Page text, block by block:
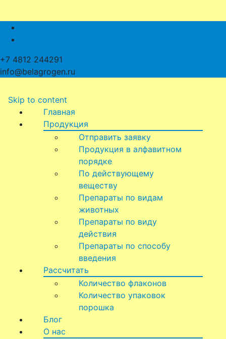
+7 4812 244291
info@belagrogen.ru
Skip to content
Главная
Продукция
Отправить заявку
Продукция в алфавитном
порядке
По действующему
веществу
Препараты по видам
животных
Препараты по виду
действия
Препараты по способу
введения
Рассчитать
Количество флаконов
Количество упаковок
порошка
Блог
О нас